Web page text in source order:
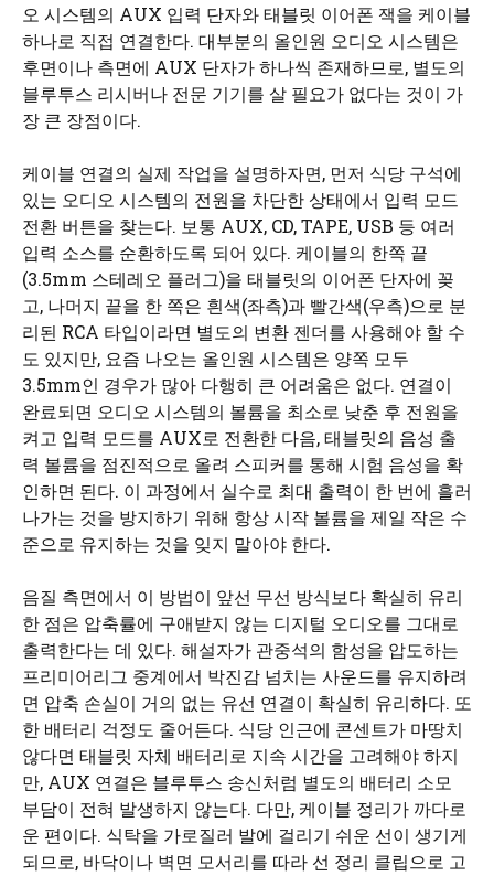
오 시스템의 AUX 입력 단자와 태블릿 이어폰 잭을 케이블
하나로 직접 연결한다. 대부분의 올인원 오디오 시스템은
후면이나 측면에 AUX 단자가 하나씩 존재하므로, 별도의
블루투스 리시버나 전문 기기를 살 필요가 없다는 것이 가
장 큰 장점이다.
케이블 연결의 실제 작업을 설명하자면, 먼저 식당 구석에
있는 오디오 시스템의 전원을 차단한 상태에서 입력 모드
전환 버튼을 찾는다. 보통 AUX, CD, TAPE, USB 등 여러
입력 소스를 순환하도록 되어 있다. 케이블의 한쪽 끝
(3.5mm 스테레오 플러그)을 태블릿의 이어폰 단자에 꽂
고, 나머지 끝을 한 쪽은 흰색(좌측)과 빨간색(우측)으로 분
리된 RCA 타입이라면 별도의 변환 젠더를 사용해야 할 수
도 있지만, 요즘 나오는 올인원 시스템은 양쪽 모두
3.5mm인 경우가 많아 다행히 큰 어려움은 없다. 연결이
완료되면 오디오 시스템의 볼륨을 최소로 낮춘 후 전원을
켜고 입력 모드를 AUX로 전환한 다음, 태블릿의 음성 출
력 볼륨을 점진적으로 올려 스피커를 통해 시험 음성을 확
인하면 된다. 이 과정에서 실수로 최대 출력이 한 번에 흘러
나가는 것을 방지하기 위해 항상 시작 볼륨을 제일 작은 수
준으로 유지하는 것을 잊지 말아야 한다.
음질 측면에서 이 방법이 앞선 무선 방식보다 확실히 유리
한 점은 압축률에 구애받지 않는 디지털 오디오를 그대로
출력한다는 데 있다. 해설자가 관중석의 함성을 압도하는
프리미어리그 중계에서 박진감 넘치는 사운드를 유지하려
면 압축 손실이 거의 없는 유선 연결이 확실히 유리하다. 또
한 배터리 걱정도 줄어든다. 식당 인근에 콘센트가 마땅치
않다면 태블릿 자체 배터리로 지속 시간을 고려해야 하지
만, AUX 연결은 블루투스 송신처럼 별도의 배터리 소모
부담이 전혀 발생하지 않는다. 다만, 케이블 정리가 까다로
운 편이다. 식탁을 가로질러 발에 걸리기 쉬운 선이 생기게
되므로, 바닥이나 벽면 모서리를 따라 선 정리 클립으로 고